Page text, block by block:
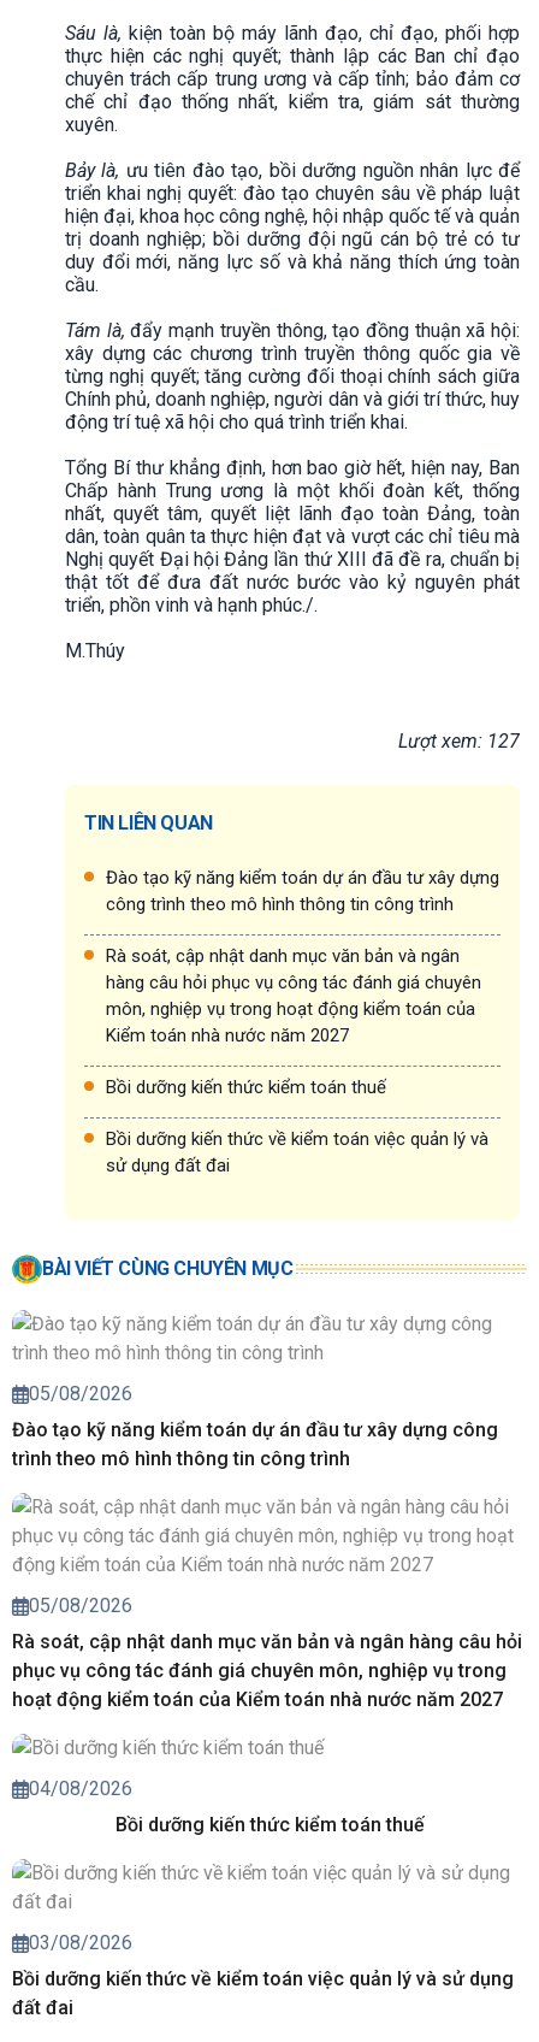
Sáu là, kiện toàn bộ máy lãnh đạo, chỉ đạo, phối hợp
thực hiện các nghị quyết; thành lập các Ban chỉ đạo
chuyên trách cấp trung ương và cấp tỉnh; bảo đảm cơ
chế chỉ đạo thống nhất, kiểm tra, giám sát thường
xuyên.
Bảy là, ưu tiên đào tạo, bồi dưỡng nguồn nhân lực để
triển khai nghị quyết: đào tạo chuyên sâu về pháp luật
hiện đại, khoa học công nghệ, hội nhập quốc tế và quản
trị doanh nghiệp; bồi dưỡng đội ngũ cán bộ trẻ có tư
duy đổi mới, năng lực số và khả năng thích ứng toàn
cầu.
Tám là, đẩy mạnh truyền thông, tạo đồng thuận xã hội:
xây dựng các chương trình truyền thông quốc gia về
từng nghị quyết; tăng cường đối thoại chính sách giữa
Chính phủ, doanh nghiệp, người dân và giới trí thức, huy
động trí tuệ xã hội cho quá trình triển khai.
Tổng Bí thư khẳng định, hơn bao giờ hết, hiện nay, Ban
Chấp hành Trung ương là một khối đoàn kết, thống
nhất, quyết tâm, quyết liệt lãnh đạo toàn Đảng, toàn
dân, toàn quân ta thực hiện đạt và vượt các chỉ tiêu mà
Nghị quyết Đại hội Đảng lần thứ XIII đã đề ra, chuẩn bị
thật tốt để đưa đất nước bước vào kỷ nguyên phát
triển, phồn vinh và hạnh phúc./.
M.Thúy
Lượt xem: 127
TIN LIÊN QUAN
Đào tạo kỹ năng kiểm toán dự án đầu tư xây dựng
công trình theo mô hình thông tin công trình
Rà soát, cập nhật danh mục văn bản và ngân
hàng câu hỏi phục vụ công tác đánh giá chuyên
môn, nghiệp vụ trong hoạt động kiểm toán của
Kiểm toán nhà nước năm 2027
Bồi dưỡng kiến thức kiểm toán thuế
Bồi dưỡng kiến thức về kiểm toán việc quản lý và
sử dụng đất đai
BÀI VIẾT CÙNG CHUYÊN MỤC
05/08/2026
Đào tạo kỹ năng kiểm toán dự án đầu tư xây dựng công
trình theo mô hình thông tin công trình
05/08/2026
Rà soát, cập nhật danh mục văn bản và ngân hàng câu hỏi
phục vụ công tác đánh giá chuyên môn, nghiệp vụ trong
hoạt động kiểm toán của Kiểm toán nhà nước năm 2027
04/08/2026
Bồi dưỡng kiến thức kiểm toán thuế
03/08/2026
Bồi dưỡng kiến thức về kiểm toán việc quản lý và sử dụng
đất đai